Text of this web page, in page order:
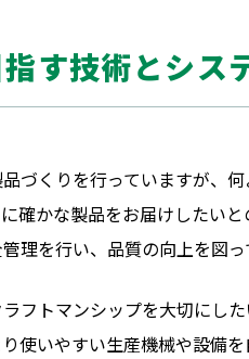
す技術とシス
づくりを行っていますが、
確かな製品をお届けしたい
理を行い、品質の向上を図っ
フトマンシップを大切にし
使いやすい生産機械や設備を